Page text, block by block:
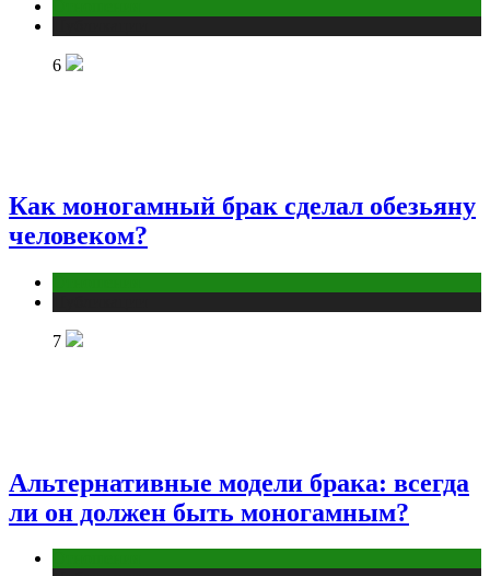
6
Как моногамный брак сделал обезьяну
человеком?
7
Альтернативные модели брака: всегда
ли он должен быть моногамным?